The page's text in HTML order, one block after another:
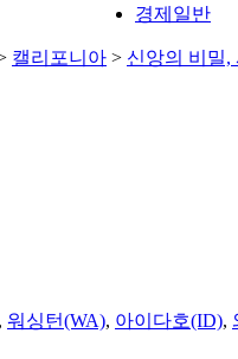
경제일반
캘리포니아 > 신앙의 비밀,
, 워싱턴(WA), 아이다호(ID),